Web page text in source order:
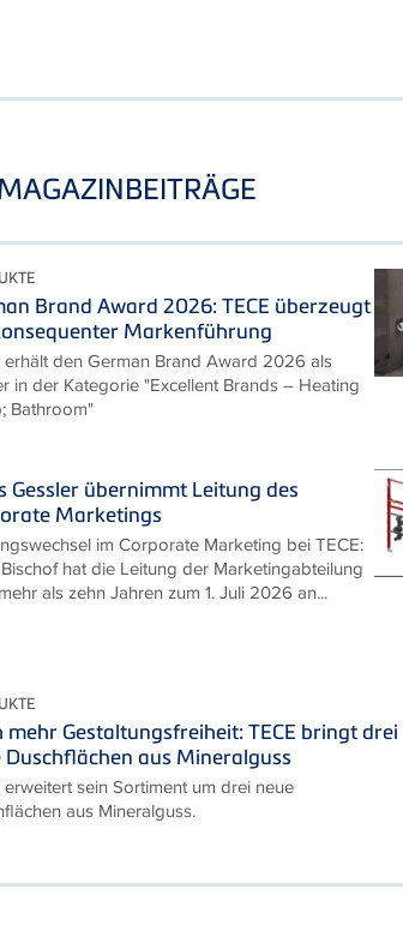
Brand Award 2026: TECE überzeugt
Markenführung
erhält den German Brand Award 2026 als
in der Kategorie "Excellent Brands – Heating
Bathroom"
Gessler übernimmt Leitung des
Marketings
im Corporate Marketing bei TECE:
hat die Leitung der Marketingabteilung
als zehn Jahren zum 1. Juli 2026 an...
mehr Gestaltungsfreiheit: TECE bringt drei
Duschflächen aus Mineralguss
erweitert sein Sortiment um drei neue
aus Mineralguss.